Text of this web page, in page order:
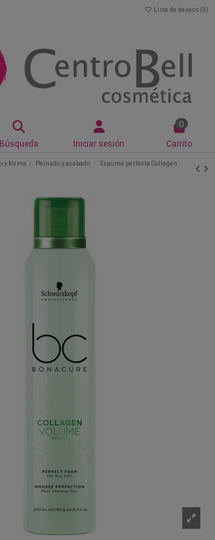
Lista de deseos (0 )
Búsqueda Iniciar sesión
0
Carrito
y forma Peinado y acabado
Espuma perfecta Collagen